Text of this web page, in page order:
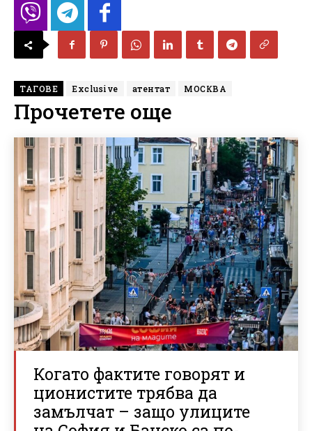
ТАГОВЕ Exclusive атентат МОСКВА
Прочетете още
Когато фактите говорят и
ционистите трябва да
замълчат – защо улиците